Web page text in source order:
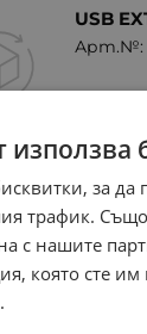
USB
Арт.№:
Арт.№:
използва
за
трафик.
с нашите
която сте